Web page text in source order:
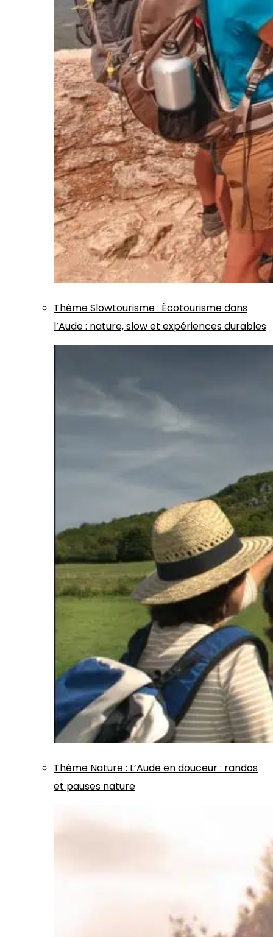
ThèmeSlowtourisme: Écotourisme dans
l’Aude : nature, slow et expériences durables
Thème Nature: L’Aude en douceur : randos
et pauses nature